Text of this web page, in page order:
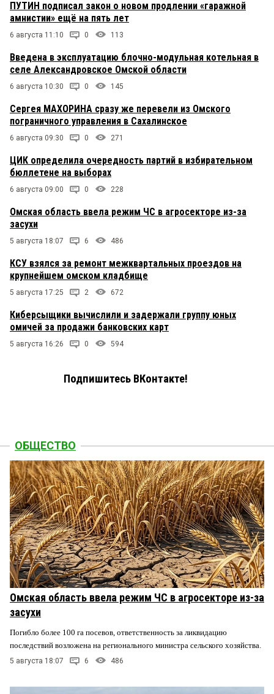
ПУТИН подписал закон о новом продлении «гаражной
амнистии» ещё на пять лет
6 августа 11:10 0 113
Введена в эксплуатацию блочно-модульная котельная в
селе Александровское Омской области
6 августа 10:30 0 145
Сергея МАХОРИНА сразу же перевели из Омского
пограничного управления в Сахалинское
6 августа 09:30 0 271
ЦИК определила очередность партий в избирательном
бюллетене на выборах
6 августа 09:00 0 228
Омская область ввела режим ЧС в агросекторе из-за
засухи
5 августа 18:07 6 486
КСУ взялся за ремонт межквартальных проездов на
крупнейшем омском кладбище
5 августа 17:25 2 672
Киберсыщики вычислили и задержали группу юных
омичей за продажи банковских карт
5 августа 16:26 0 594
Подпишитесь ВКонтакте!
ОБЩЕСТВО
Омская область ввела режим ЧС в агросекторе из-за
засухи
Погибло более 100 га посевов, ответственность за ликвидацию
последствий возложена на регионального министра сельского хозяйства.
5 августа 18:07 6 486